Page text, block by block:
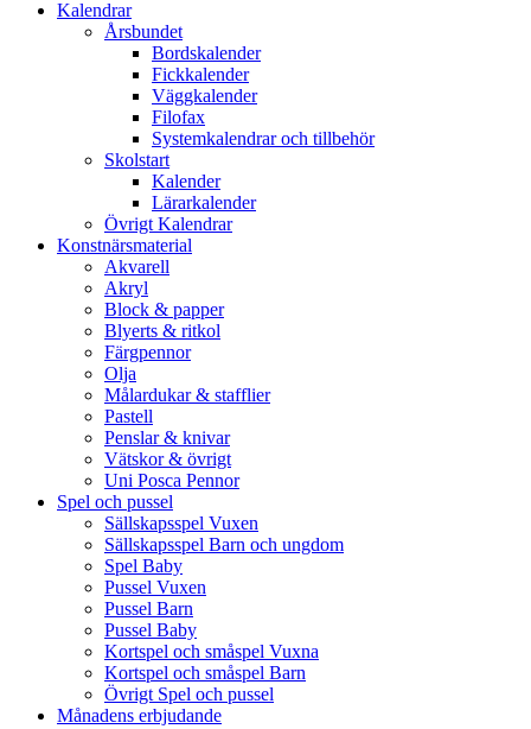
Kalendrar
Årsbundet
Bordskalender
Fickkalender
Väggkalender
Filofax
Systemkalendrar och tillbehör
Skolstart
Kalender
Lärarkalender
Övrigt Kalendrar
Konstnärsmaterial
Akvarell
Akryl
Block & papper
Blyerts & ritkol
Färgpennor
Olja
Målardukar & stafflier
Pastell
Penslar & knivar
Vätskor & övrigt
Uni Posca Pennor
Spel och pussel
Sällskapsspel Vuxen
Sällskapsspel Barn och ungdom
Spel Baby
Pussel Vuxen
Pussel Barn
Pussel Baby
Kortspel och småspel Vuxna
Kortspel och småspel Barn
Övrigt Spel och pussel
Månadens erbjudande